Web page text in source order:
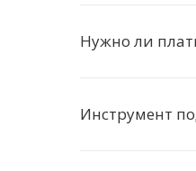
Нужно ли
Инструмент